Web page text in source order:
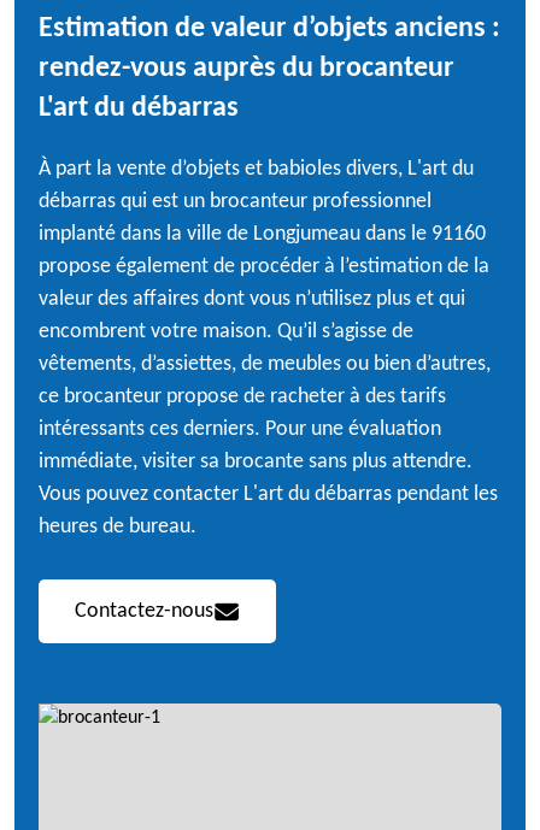
Estimation de valeur d’objets anciens :
rendez-vous auprès du brocanteur
L'art du débarras
À part la vente d’objets et babioles divers, L'art du
débarras qui est un brocanteur professionnel
implanté dans la ville de Longjumeau dans le 91160
propose également de procéder à l’estimation de la
valeur des affaires dont vous n’utilisez plus et qui
encombrent votre maison. Qu’il s’agisse de
vêtements, d’assiettes, de meubles ou bien d’autres,
ce brocanteur propose de racheter à des tarifs
intéressants ces derniers. Pour une évaluation
immédiate, visiter sa brocante sans plus attendre.
Vous pouvez contacter L'art du débarras pendant les
heures de bureau.
Contactez-nous